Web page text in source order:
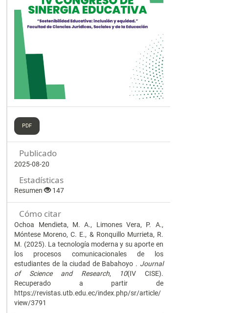
PDF
Publicado
2025-08-20
Estadísticas
Resumen 147
Cómo citar
Ochoa Mendieta, M. A., Limones Vera, P. A.,
Móntese Moreno, C. E., & Ronquillo Murrieta, R.
M. (2025). La tecnología moderna y su aporte en
los procesos comunicacionales de los
estudiantes de la ciudad de Babahoyo . Journal
of Science and Research, 10(IV CISE).
Recuperado a partir de
https://revistas.utb.edu.ec/index.php/sr/article/
view/3791